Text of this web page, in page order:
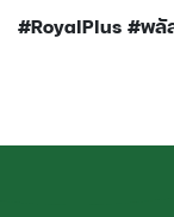
#RoyalPlus #พลั